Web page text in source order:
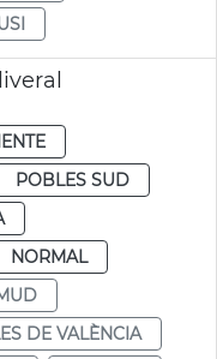
POBLES SUD
NORMAL
DE VALÈNCIA